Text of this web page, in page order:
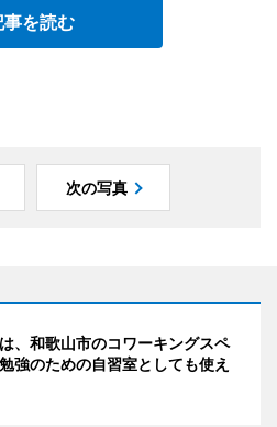
事を読む
次の写真
、和歌山市のコワーキングスペ
強のための自習室としても使え